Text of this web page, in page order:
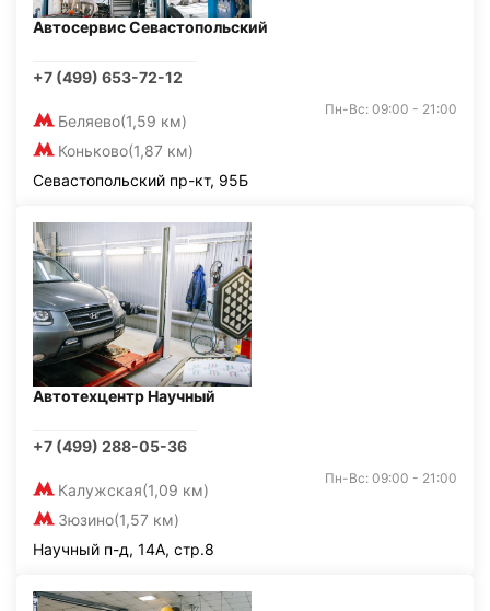
Автосервис Севастопольский
+7 (499) 653-72-12
Беляево(1,59 км)
Коньково(1,87 км)
Пн-Вс: 09:00 - 21:00
Севастопольский пр-кт, 95Б
Автотехцентр Научный
+7 (499) 288-05-36
Калужская(1,09 км)
Зюзино(1,57 км)
Пн-Вс: 09:00 - 21:00
Научный п-д, 14А, стр.8